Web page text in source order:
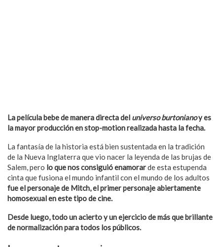
La película bebe de manera directa del universo burtonianoy es
la mayor producción en stop-motion realizada hasta la fecha.
La fantasía de la historia está bien sustentada en la tradición
de la Nueva Inglaterra que vio nacer la leyenda de las brujas de
Salem, pero lo que nos consiguió enamorarde esta estupenda
cinta que fusiona el mundo infantil con el mundo de los adultos
fue el personaje de Mitch, el primer personaje abiertamente
homosexual en este tipo de cine.
Desde luego, todo un acierto y un ejercicio de más que brillante
de normalización para todos los públicos.